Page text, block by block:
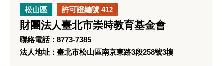
松山區 許可證編號 412
財團法人臺北市崇時教育基金會
聯絡電話：8773-7385
法人地址：臺北市松山區南京東路3段258號3樓